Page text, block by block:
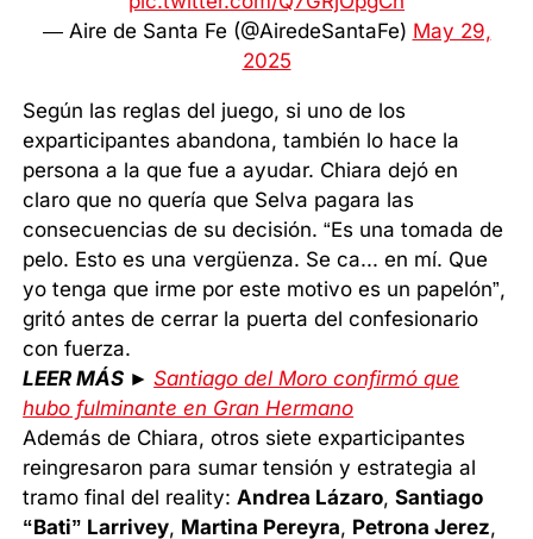
— Aire de Santa Fe (@AiredeSantaFe) May 29,
2025
Según las reglas del juego, si uno de los
exparticipantes abandona, también lo hace la
persona a la que fue a ayudar. Chiara dejó en
claro que no quería que Selva pagara las
consecuencias de su decisión. “Es una tomada de
pelo. Esto es una vergüenza. Se ca... en mí. Que
yo tenga que irme por este motivo es un papelón”,
gritó antes de cerrar la puerta del confesionario
con fuerza.
LEER MÁS ►Santiago del Moro confirmó que
hubo fulminante en Gran Hermano
Además de Chiara, otros siete exparticipantes
reingresaron para sumar tensión y estrategia al
tramo final del reality:Andrea Lázaro,Santiago
“Bati” Larrivey, Martina Pereyra, Petrona Jerez,